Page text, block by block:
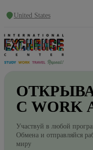
United States
С WORK
Участвуй в любой
Обмена и отправляйся
миру